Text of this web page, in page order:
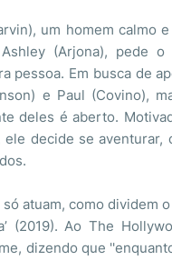
um homem calmo
(Arjona), pede
pessoa. Em busca de
e Paul (Covino),
deles é aberto.
decide se aventurar,
atuam, como dividem
(2019). Ao The
dizendo que